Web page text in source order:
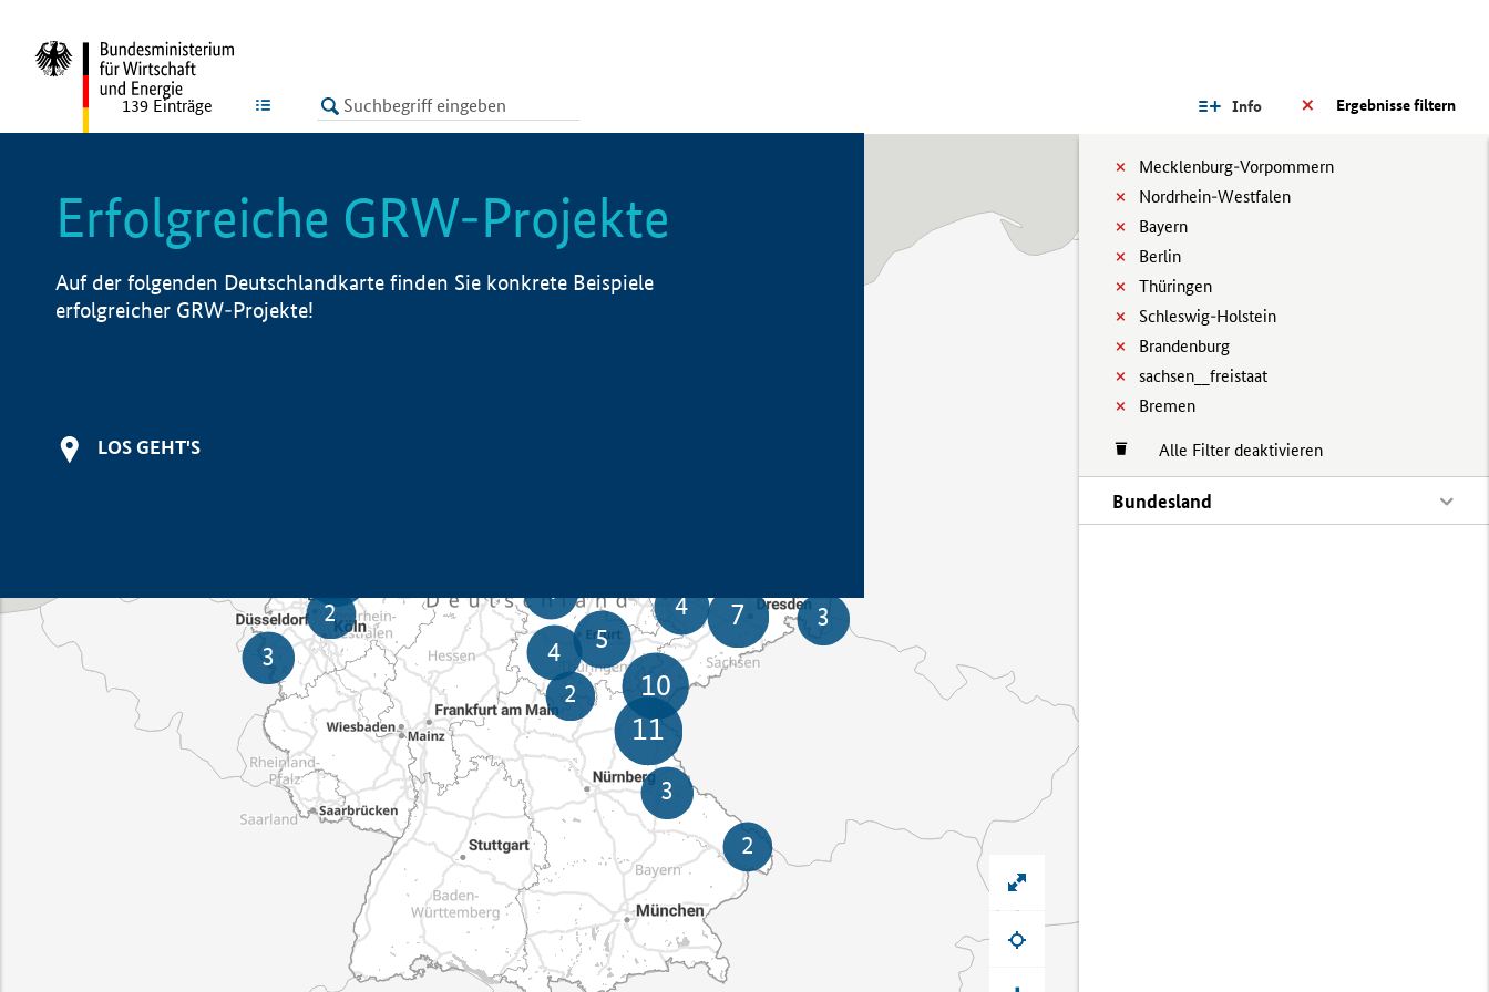
LISTE Ergebnisse filtern
Info
Mecklenburg-Vorpommern
Nordrhein-Westfalen
Bayern
Berlin
Thüringen
Schleswig-Holstein
Brandenburg
sachsen__freistaat
Bremen
Alle Filter deaktivieren
Bundesland
139 Einträge
Erfolgreiche GRW-Projekte
Auf der folgenden Deutschlandkarte finden Sie konkrete Beispiele
erfolgreicher GRW-Projekte!
LOS GEHT'S